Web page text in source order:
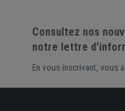
Consultez nos
notre lettre
En vous inscrivant, vous